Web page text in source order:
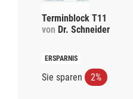
Terminblock T11
von Dr. Schneider
Sie sparen 2%